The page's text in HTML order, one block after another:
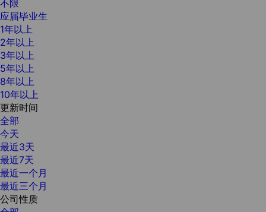
不限
应届毕业生
1年以上
2年以上
3年以上
5年以上
8年以上
10年以上
更新时间
全部
今天
最近3天
最近7天
最近一个月
最近三个月
公司性质